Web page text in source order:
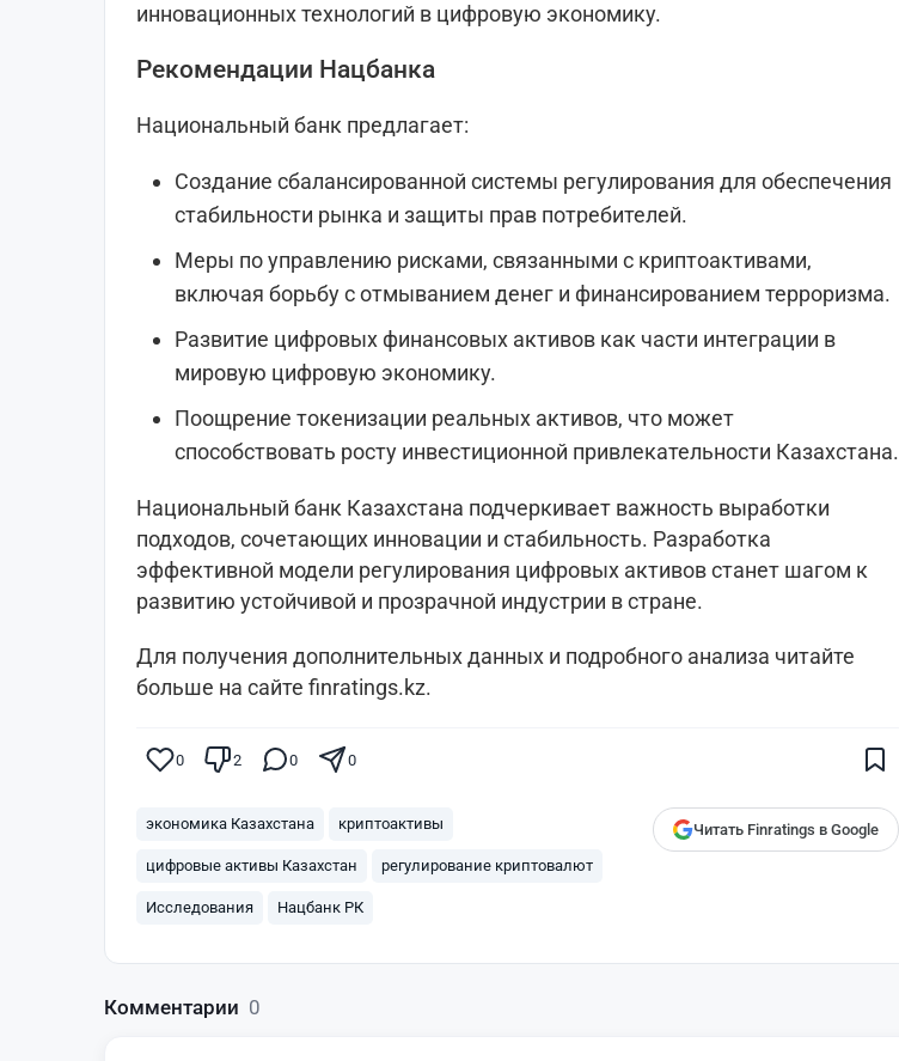
инновационных технологий в цифровую экономику.
Рекомендации Нацбанка
Национальный банк предлагает:
Создание сбалансированной системы регулирования для обеспечения
стабильности рынка и защиты прав потребителей.
Меры по управлению рисками, связанными с криптоактивами,
включая борьбу с отмыванием денег и финансированием терроризма.
Развитие цифровых финансовых активов как части интеграции в
мировую цифровую экономику.
Поощрение токенизации реальных активов, что может
способствовать росту инвестиционной привлекательности Казахстана.
Национальный банк Казахстана подчеркивает важность выработки
подходов, сочетающих инновации и стабильность. Разработка
эффективной модели регулирования цифровых активов станет шагом к
развитию устойчивой и прозрачной индустрии в стране.
Для получения дополнительных данных и подробного анализа читайте
больше на сайте finratings.kz.
0 2 0 0
экономика Казахстана криптоактивы
цифровые активы Казахстан регулирование криптовалют
Исследования Нацбанк РК
Читать Finratings в Google
Комментарии 0